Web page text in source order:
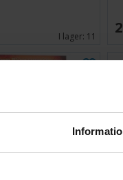
I lager: 11